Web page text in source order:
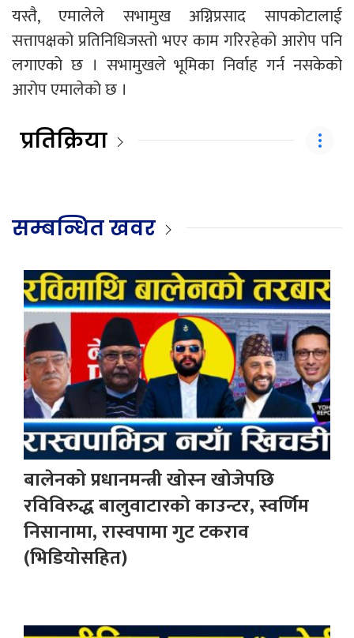
यस्तै, एमालेले सभामुख अग्निप्रसाद सापकोटालाई
सत्तापक्षको प्रतिनिधिजस्तो भएर काम गरिरहेको आरोप पनि
लगाएको छ । सभामुखले भूमिका निर्वाह गर्न नसकेको
आरोप एमालेको छ ।
प्रतिक्रिया
सम्बन्धित खवर
बालेनको प्रधानमन्त्री खोस्न खोजेपछि
रविविरुद्ध बालुवाटारको काउन्टर, स्वर्णिम
निसानामा, रास्वपामा गुट टकराव
(भिडियोसहित)